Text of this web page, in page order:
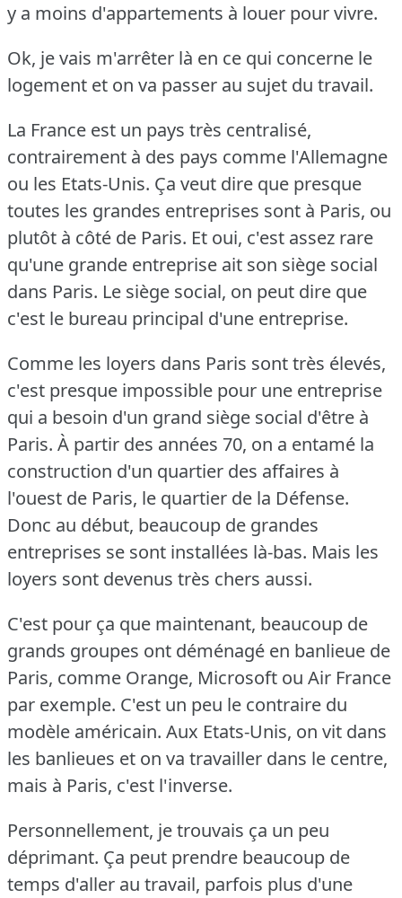
y a moins d'appartements à louer pour vivre.
Ok, je vais m'arrêter là en ce qui concerne le
logement et on va passer au sujet du travail.
La France est un pays très centralisé,
contrairement à des pays comme l'Allemagne
ou les Etats-Unis. Ça veut dire que presque
toutes les grandes entreprises sont à Paris, ou
plutôt à côté de Paris. Et oui, c'est assez rare
qu'une grande entreprise ait son siège social
dans Paris. Le siège social, on peut dire que
c'est le bureau principal d'une entreprise.
Comme les loyers dans Paris sont très élevés,
c'est presque impossible pour une entreprise
qui a besoin d'un grand siège social d'être à
Paris. À partir des années 70, on a entamé la
construction d'un quartier des affaires à
l'ouest de Paris, le quartier de la Défense.
Donc au début, beaucoup de grandes
entreprises se sont installées là-bas. Mais les
loyers sont devenus très chers aussi.
C'est pour ça que maintenant, beaucoup de
grands groupes ont déménagé en banlieue de
Paris, comme Orange, Microsoft ou Air France
par exemple. C'est un peu le contraire du
modèle américain. Aux Etats-Unis, on vit dans
les banlieues et on va travailler dans le centre,
mais à Paris, c'est l'inverse.
Personnellement, je trouvais ça un peu
déprimant. Ça peut prendre beaucoup de
temps d'aller au travail, parfois plus d'une